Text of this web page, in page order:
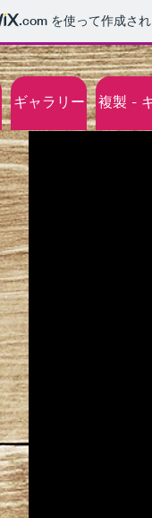
.com を使って作成さ
ギャラリー 複製 -